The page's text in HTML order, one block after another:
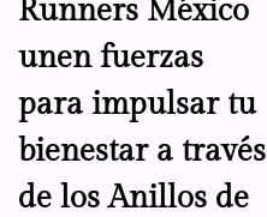
entradas
Runners México
unen fuerzas
para impulsar tu
bienestar a través
de los Anillos de